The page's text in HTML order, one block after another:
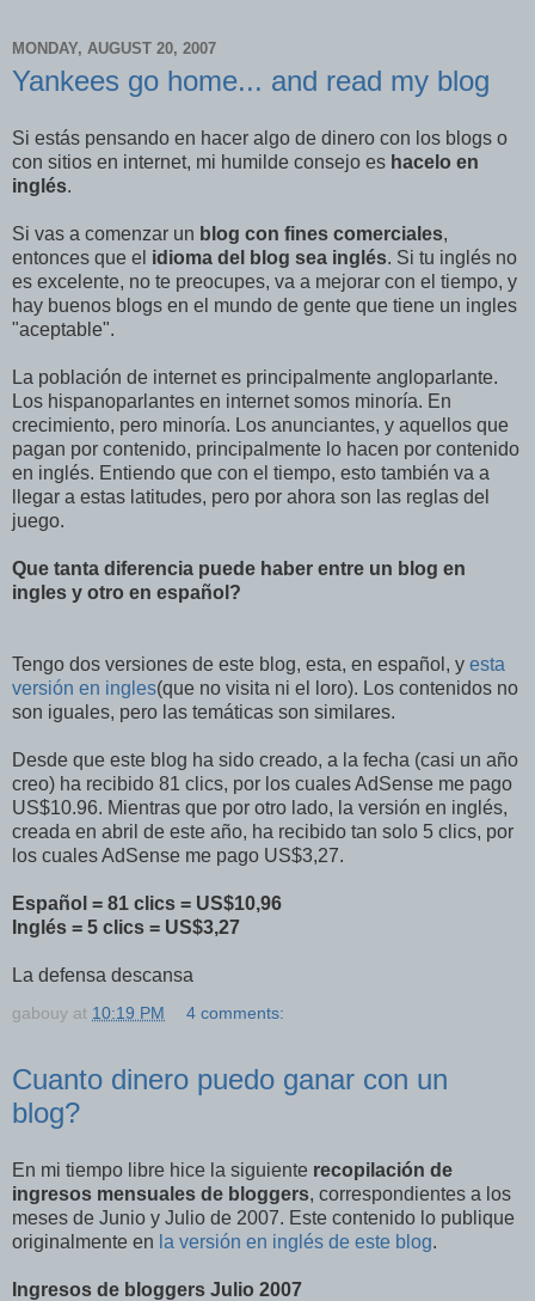
MONDAY, AUGUST 20, 2007
Yankees go home... and read my blog
Si estás pensando en hacer algo de dinero con los blogs o
con sitios en internet, mi humilde consejo es hacelo en
inglés.
Si vas a comenzar un blog con fines comerciales,
entonces que el idioma del blog sea inglés. Si tu inglés no
es excelente, no te preocupes, va a mejorar con el tiempo, y
hay buenos blogs en el mundo de gente que tiene un ingles
"aceptable".
La población de internet es principalmente angloparlante.
Los hispanoparlantes en internet somos minoría. En
crecimiento, pero minoría. Los anunciantes, y aquellos que
pagan por contenido, principalmente lo hacen por contenido
en inglés. Entiendo que con el tiempo, esto también va a
llegar a estas latitudes, pero por ahora son las reglas del
juego.
Que tanta diferencia puede haber entre un blog en
ingles y otro en español?
Tengo dos versiones de este blog, esta, en español, y esta
versión en ingles(que no visita ni el loro). Los contenidos no
son iguales, pero las temáticas son similares.
Desde que este blog ha sido creado, a la fecha (casi un año
creo) ha recibido 81 clics, por los cuales AdSense me pago
US$10.96. Mientras que por otro lado, la versión en inglés,
creada en abril de este año, ha recibido tan solo 5 clics, por
los cuales AdSense me pago US$3,27.
Español = 81 clics = US$10,96
Inglés = 5 clics = US$3,27
La defensa descansa
gabouy at 10:19 PM 4 comments:
Cuanto dinero puedo ganar con un
blog?
En mi tiempo libre hice la siguiente recopilación de
ingresos mensuales de bloggers, correspondientes a los
meses de Junio y Julio de 2007. Este contenido lo publique
originalmente en la versión en inglés de este blog.
Ingresos de bloggers Julio 2007